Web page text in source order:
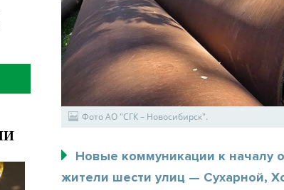
Фото АО "СГК – Новосибирск".
Новые коммуникации к началу
жители шести улиц — Сухарной,